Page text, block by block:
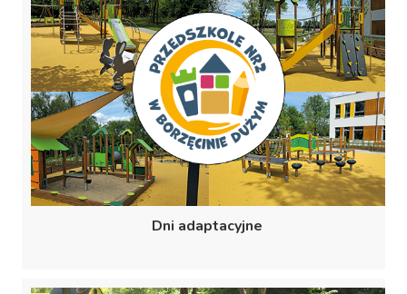
Dni adaptacyjne